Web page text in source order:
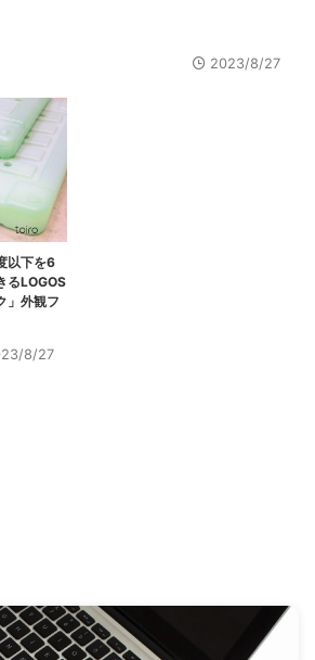
2023/8/27
以下を6
るLOGOS
」外観フ
8/27